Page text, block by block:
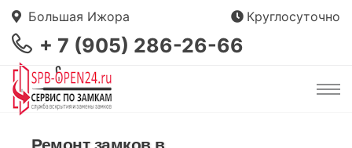
Большая Ижора Круглосуточно
+ 7 (905) 286-26-66